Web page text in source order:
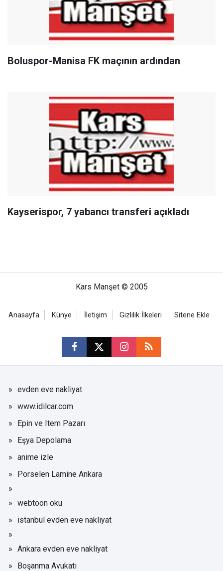
Boluspor-Manisa FK maçının ardından
Kayserispor, 7 yabancı transferi açıkladı
Kars Manşet © 2005
Anasayfa Künye İletişim Gizlilik İlkeleri Sitene Ekle
evden eve nakliyat
www.idilcar.com
Epin ve Item Pazarı
Eşya Depolama
anime izle
Porselen Lamine Ankara
webtoon oku
istanbul evden eve nakliyat
Ankara evden eve nakliyat
Boşanma Avukatı